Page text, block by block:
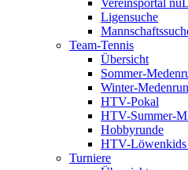
Vereinsportal
Ligensuche
Team-Tennis
Übersicht
Sommer-
Winter-
HTV-Pokal
HTV-Summer-
Hobbyrunde
HTV-Löwenkids
Turniere